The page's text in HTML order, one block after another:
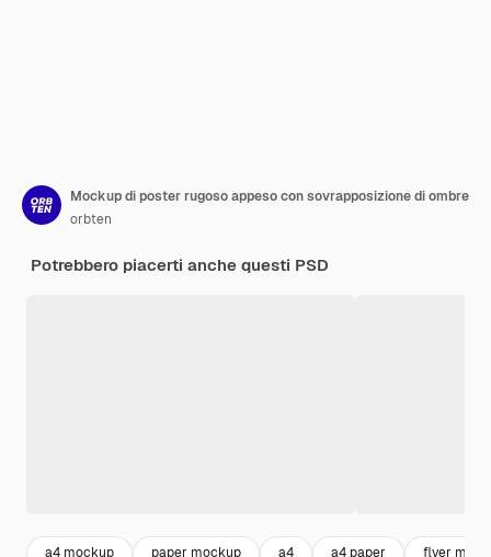
Mockup di poster rugoso appeso con sovrapposizione di ombre
orbten
Potrebbero piacerti anche questi PSD
a4 mockup paper mockup a4 a4 paper flyer